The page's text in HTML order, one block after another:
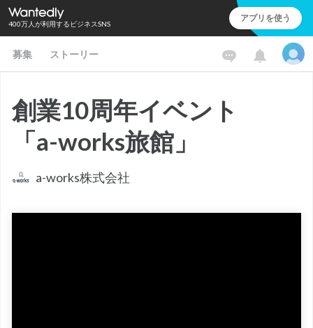
400万人が利用するビジネスSNS アプリを使う
募集 ストーリー
創業10周年イベント
「a-works旅館」
a-works株式会社